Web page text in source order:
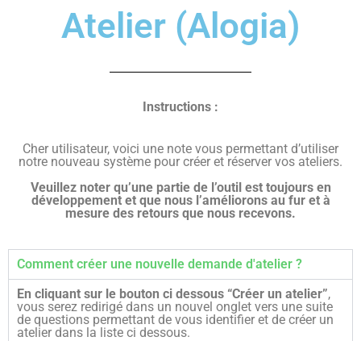
Atelier (Alogia)
Instructions :
Cher utilisateur, voici une note vous permettant d’utiliser
notre nouveau système pour créer et réserver vos ateliers.
Veuillez noter qu’une partie de l’outil est toujours en
développement et que nous l’améliorons au fur et à
mesure des retours que nous recevons.
Comment créer une nouvelle demande d'atelier ?
En cliquant sur le bouton ci dessous “Créer un atelier”,
vous serez redirigé dans un nouvel onglet vers une suite
de questions permettant de vous identifier et de créer un
atelier dans la liste ci dessous.